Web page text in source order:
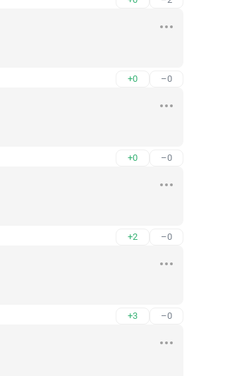
+0 –0
+0 –0
+2 –0
+3 –0